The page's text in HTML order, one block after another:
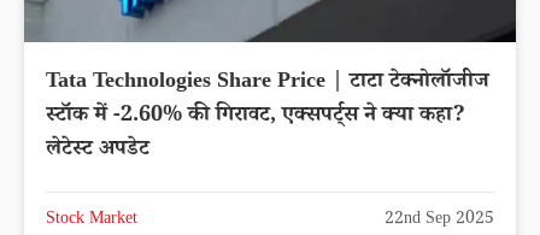
Tata Technologies Share Price | टाटा टेक्नोलॉजीज
स्टॉक में -2.60% की गिरावट, एक्सपर्ट्स ने क्या कहा?
लेटेस्ट अपडेट
Stock Market 22nd Sep 2025